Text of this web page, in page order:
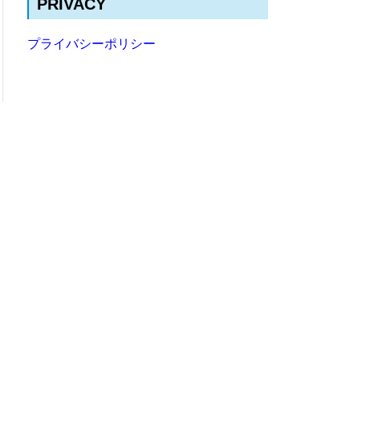
PRIVACY
プライバシーポリシー